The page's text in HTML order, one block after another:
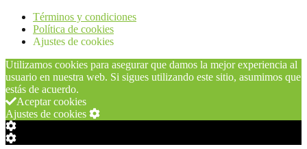
Términos y condiciones
Política de cookies
Ajustes de cookies
Utilizamos cookies para asegurar que damos la mejor experiencia al
usuario en nuestra web. Si sigues utilizando este sitio, asumimos que
estás de acuerdo.
Aceptar cookies
Ajustes de cookies
Configuración
de
Configuración